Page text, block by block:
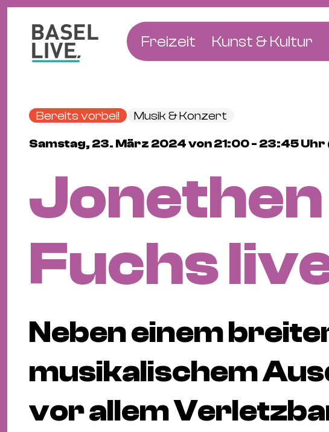
Freizeit
Hotels
Natur & Parks
Kunst & Kultur
Literatur &
Bereits vorbei!
Musik & Konzert
Samstag, 23. März 2024 von 21:00 - 23:45 Uhr
Jonethen
Fuchs
Neben einem
musikalischem
vor allem